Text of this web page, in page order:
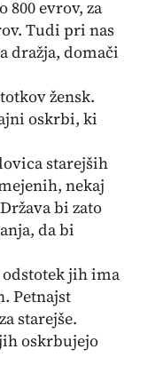
800 evrov, za
Tudi pri nas
dražja, domači
žensk.
oskrbi, ki
starejših
nekaj
bi zato
da bi
jih ima
Petnajst
starejše.
oskrbujejo